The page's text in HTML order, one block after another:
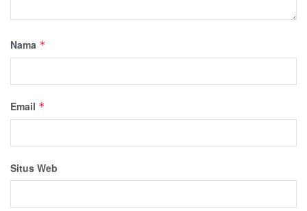
Nama *
Email *
Situs Web